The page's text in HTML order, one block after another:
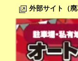
外部サイト（